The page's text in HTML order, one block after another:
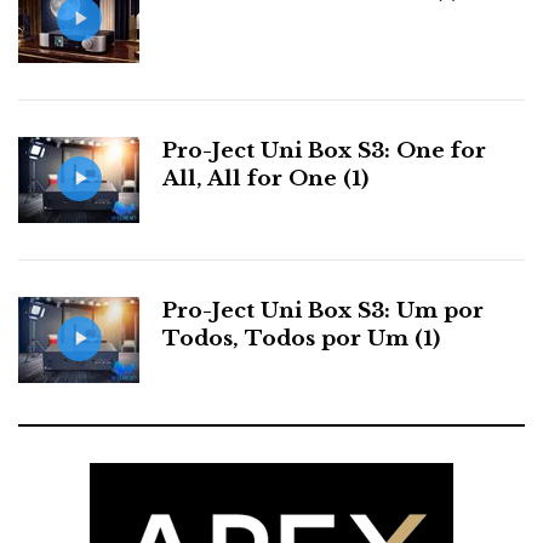
Video HD
primeiro da You Tube, depois da Vimeo. Queremos
saber qual a versão que preferem:
Pro-Ject Uni Box S3: One for
All, All for One (1)
Pro-Ject Uni Box S3: Um por
Todos, Todos por Um (1)